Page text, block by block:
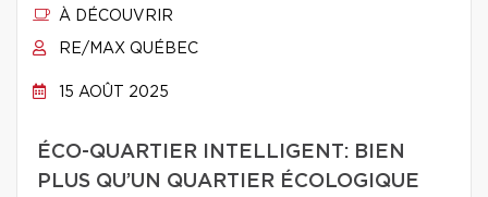
À DÉCOUVRIR
RE/MAX QUÉBEC
15 AOÛT 2025
ÉCO-QUARTIER INTELLIGENT: BIEN
PLUS QU’UN QUARTIER ÉCOLOGIQUE